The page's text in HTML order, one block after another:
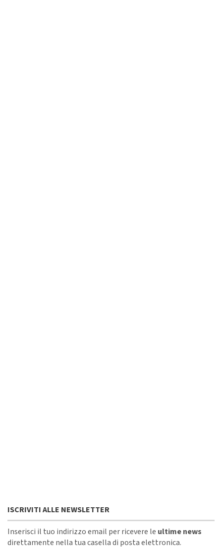
ISCRIVITI ALLE NEWSLETTER
Inserisci il tuo indirizzo email per ricevere le ultime news
direttamente nella tua casella di posta elettronica.